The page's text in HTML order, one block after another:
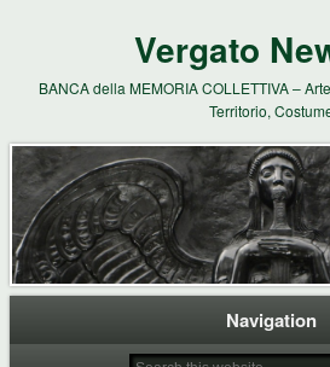
Vergato
BANCA della MEMORIA COLLETTIVA –
Territorio,
Navigation